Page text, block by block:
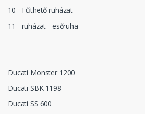
10 - Fűthető ruházat
11 - ruházat - esőruha
Ducati Monster 1200
Ducati SBK 1198
Ducati SS 600